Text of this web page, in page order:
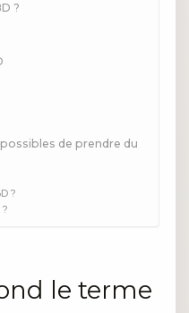
?
de prendre du
?
le terme